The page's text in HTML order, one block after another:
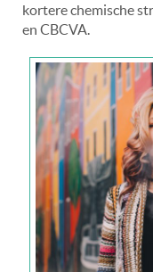
kortere chemische
en CBCVA.